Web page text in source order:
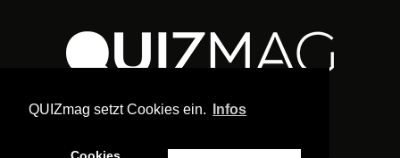
QUIZmag setzt Cookies ein. Infos